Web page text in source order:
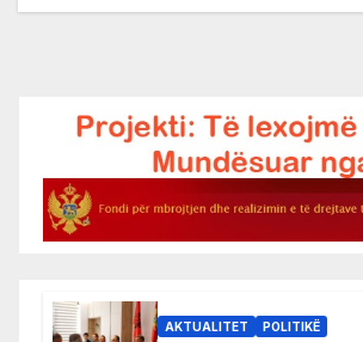
AKTUALITET POLITIKË